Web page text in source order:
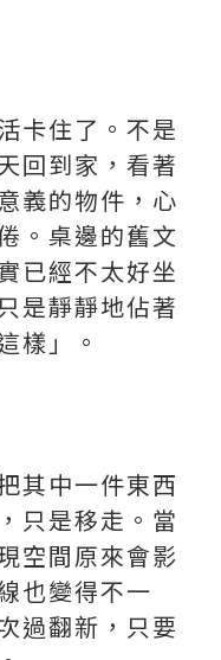
卡住了。不是
回到家，看著
義的物件，心
。桌邊的舊文
已經不太好坐
是靜靜地佔著
樣」。
其中一件東西
只是移走。當
空間原來會影
也變得不一
過翻新，只要